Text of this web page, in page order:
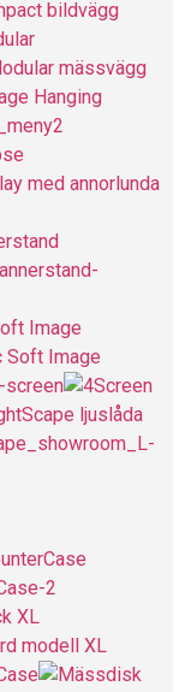
Hanging
Image
screen
ljuslåda
XL